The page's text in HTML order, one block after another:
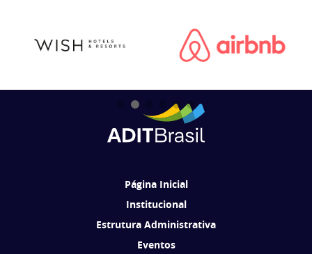
Página Inicial
Institucional
Estrutura Administrativa
Eventos